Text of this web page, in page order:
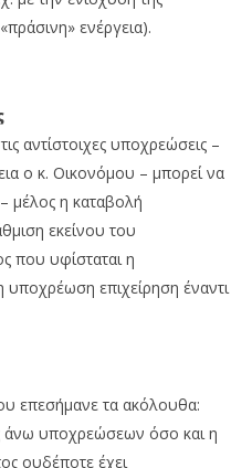
ενέργεια).
αντίστοιχες υποχρεώσεις –
ο κ. Οικονόμου – μπορεί να
μέλος η καταβολή
εκείνου του
που υφίσταται η
υποχρέωση επιχείρηση έναντι
επεσήμανε τα ακόλουθα:
υποχρεώσεων όσο και η
ουδέποτε έχει